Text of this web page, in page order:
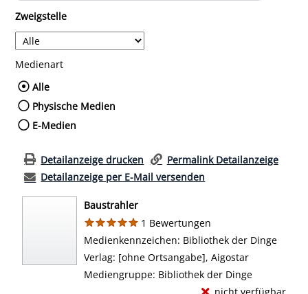
Zweigstelle
Medienart
Wählen Sie die Medienart nach der Sie
Alle
Physische Medien
E-Medien
Detailanzeige drucken
Permalink Detailanzeige
Detailanzeige per E-Mail versenden
Baustrahler
1 Bewertungen
Suche nach diesem Verfasser
Medienkennzeichen: Bibliothek der Dinge
Verlag: [ohne Ortsangabe], Aigostar
Mediengruppe: Bibliothek der Dinge